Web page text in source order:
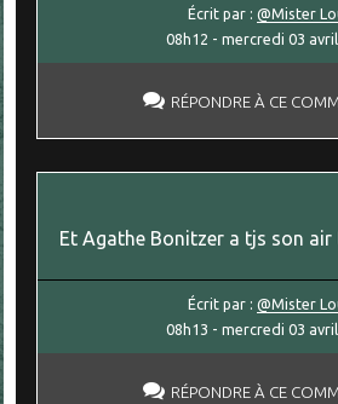
Écrit par :@Mister
08h12 -mercredi 03
RÉPONDRE À CE
Et Agathe Bonitzer a tjs son air
Écrit par :@Mister
08h13 -mercredi 03
RÉPONDRE À CE